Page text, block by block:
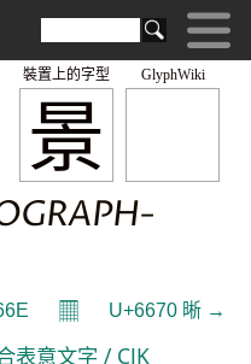
GlyphWiki
景
裝置上的字型
𝄜 U+6670 晰 →
表意文字 / CJK